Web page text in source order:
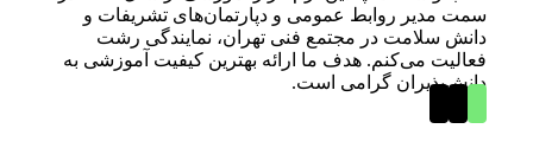
سمت مدیر روابط عمومی و دپارتمان‌های تشریفات و
دانش سلامت در مجتمع فنی تهران، نمایندگی رشت
فعالیت می‌کنم. هدف ما ارائه بهترین کیفیت آموزشی به
دانش‌پذیران گرامی است.